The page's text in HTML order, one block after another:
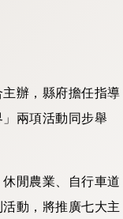
辦，縣府擔任指導
兩項活動同步舉
閒農業、自行車道
動，將推廣七大主